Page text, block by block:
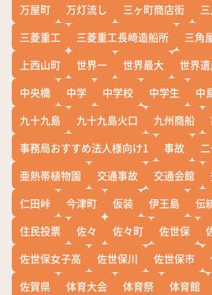
万屋町
万灯流し 三ヶ町商店街
三菱重工
三菱重工長崎造船所 三角
上西山町
世界一 世界最大 世界
中央橋
中学 中学校 中学生 中
九十九島
九十九島火口 九州商船
事務局おすすめ法人様向け1
事故
亜熱帯植物園
交通事故 交通会館
仁田峠
今津町 仮装 伊王島 伝
住民投票
佐々 佐々町 佐世保
佐世保女子高
佐世保川 佐世保市
佐賀県
体育大会 体育祭 体育館